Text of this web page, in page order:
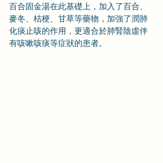
百合固金湯在此基礎上，加入了百合、
麥冬、桔梗、甘草等藥物，加強了潤肺
化痰止咳的作用，更適合於肺腎陰虛伴
有咳嗽咳痰等症狀的患者。